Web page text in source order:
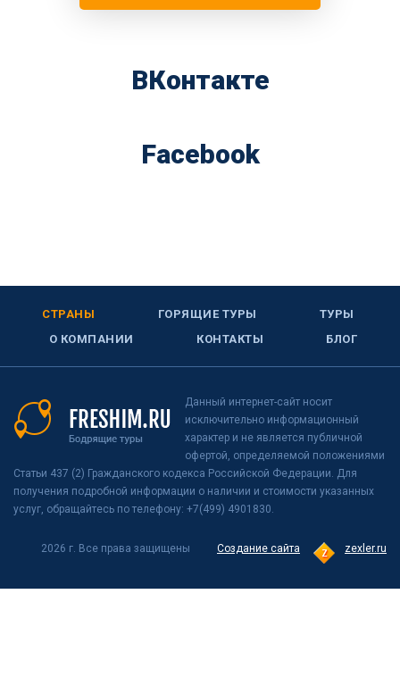
ВКонтакте
Facebook
СТРАНЫ ГОРЯЩИЕ ТУРЫ
ТУРЫ
О КОМПАНИИ
КОНТАКТЫ БЛОГ
Данный интернет-сайт носит
исключительно информационный
характер и не является публичной
офертой, определяемой положениями
Статьи 437 (2) Гражданского кодекса Российской Федерации. Для
получения подробной информации о наличии и стоимости указанных
услуг, обращайтесь по телефону: +7(499) 4901830.
Создание сайта zexler.ru
2026 г. Все права защищены